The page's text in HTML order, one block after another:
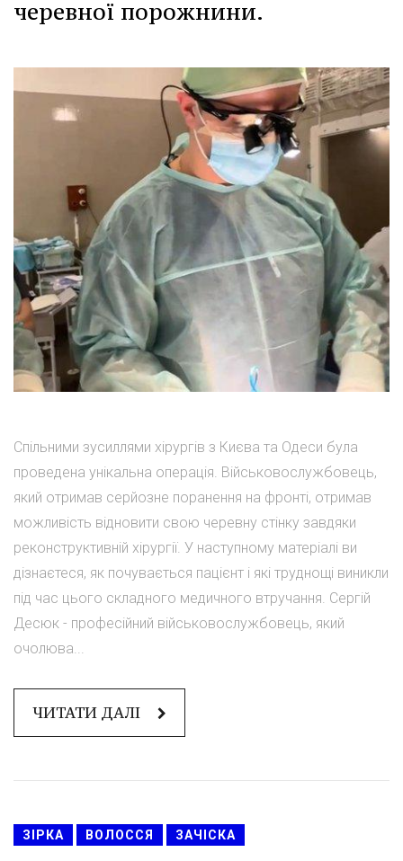
черевної порожнини.
Спільними зусиллями хірургів з Києва та Одеси була
проведена унікальна операція. Військовослужбовець,
який отримав серйозне поранення на фронті, отримав
можливість відновити свою черевну стінку завдяки
реконструктивній хірургії. У наступному матеріалі ви
дізнаєтеся, як почувається пацієнт і які труднощі виникли
під час цього складного медичного втручання. Сергій
Десюк - професійний військовослужбовець, який
очолюва...
ЧИТАТИ ДАЛІ
ЗІРКА ВОЛОССЯ ЗАЧІСКА